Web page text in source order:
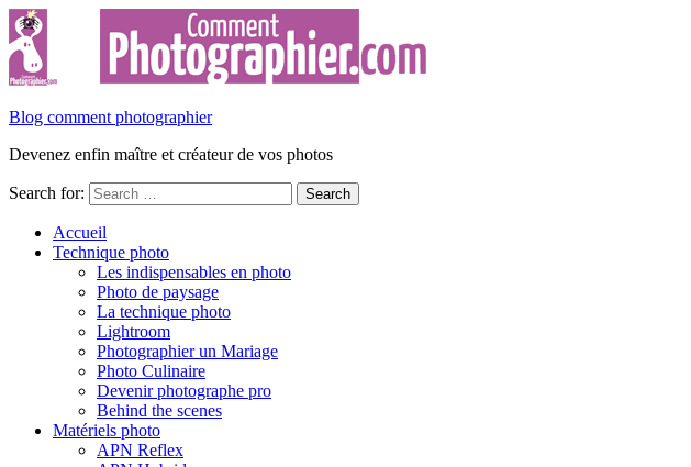
Blog comment photographier
Devenez enfin maître et créateur de vos photos
Search for:
Accueil
Technique photo
Les indispensables en photo
Photo de paysage
La technique photo
Lightroom
Photographier un Mariage
Photo Culinaire
Devenir photographe pro
Behind the scenes
Matériels photo
APN Reflex